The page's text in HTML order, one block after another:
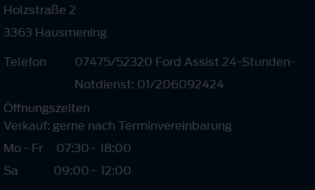
Holzstraße 2
3363 Hausmening
Telefon
07475/52320 Ford Assist 24-Stunden-
Notdienst: 01/206092424
Öffnungszeiten
Verkauf: gerne nach Terminvereinbarung
Mo - Fr
07:30- 18:00
Sa
09:00- 12:00